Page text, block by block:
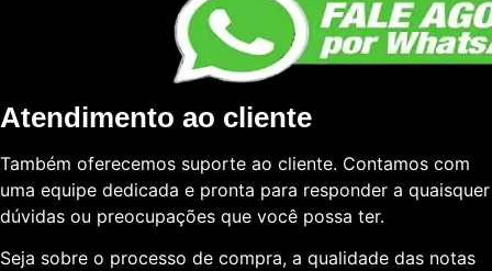
Atendimento ao cliente
Também oferecemos suporte ao cliente. Contamos com
uma equipe dedicada e pronta para responder a quaisquer
dúvidas ou preocupações que você possa ter.
Seja sobre o processo de compra, a qualidade das notas